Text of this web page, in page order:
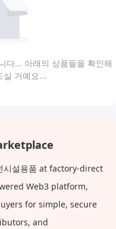
다... 아래의 상품들을 확인해
실 거예요...
시설용품 at factory-direct
Web3 platform,
for simple, secure
and